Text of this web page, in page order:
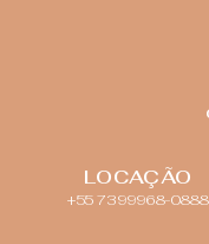
LOCAÇÃO
+55 73 99968-0888